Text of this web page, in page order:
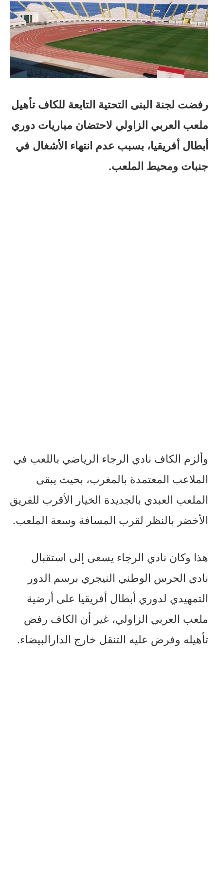
رفضت لجنة البنى التحتية التابعة للكاف تأهيل
ملعب العربي الزاولي لاحتضان مباريات دوري
أبطال أفريقيا، بسبب عدم انتهاء الأشغال في
جنبات ومحيط الملعب.
وألزم الكاف نادي الرجاء الرياضي باللعب في
الملاعب المعتمدة بالمغرب، بحيث يبقى
الملعب العبدي بالجديدة الخيار الأقرب للفريق
الأخضر بالنظر لقرب المسافة وسعة الملعب.
هذا وكان نادي الرجاء يسعى إلى استقبال
نادي الحرس الوطني النيجري برسم الدور
التمهيدي لدوري أبطال أفريقيا على أرضية
ملعب العربي الزاولي، غير أن الكاف رفض
تأهيله وفرض عليه التنقل خارج الدارالبيضاء.